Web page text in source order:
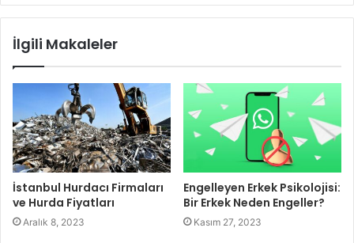
İlgili Makaleler
İstanbul Hurdacı Firmaları
ve Hurda Fiyatları
Aralık 8, 2023
Engelleyen Erkek Psikolojisi:
Bir Erkek Neden Engeller?
Kasım 27, 2023